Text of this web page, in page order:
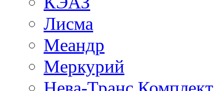
Лисма
Меандр
Меркурий